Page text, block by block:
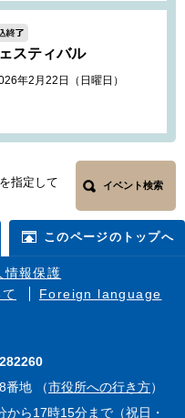
スティバル
年2月22日（日曜日）
指定して
イベント検索
このページのトップへ
情報保護
Foreign language
番地 （市役所への行き方）
ら17時15分まで（祝日・